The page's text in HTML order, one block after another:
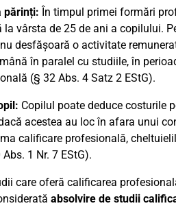
părinți: În timpul primei formări
vârsta de 25 de ani a copilului.
desfășoară o activitate
în paralel cu studiile, în
(§ 32 Abs. 4 Satz 2 EStG).
Copilul poate deduce costurile
acestea au loc în afara unui
calificare profesională,
1 Nr. 7 EStG).
care oferă calificarea
absolvire de studii